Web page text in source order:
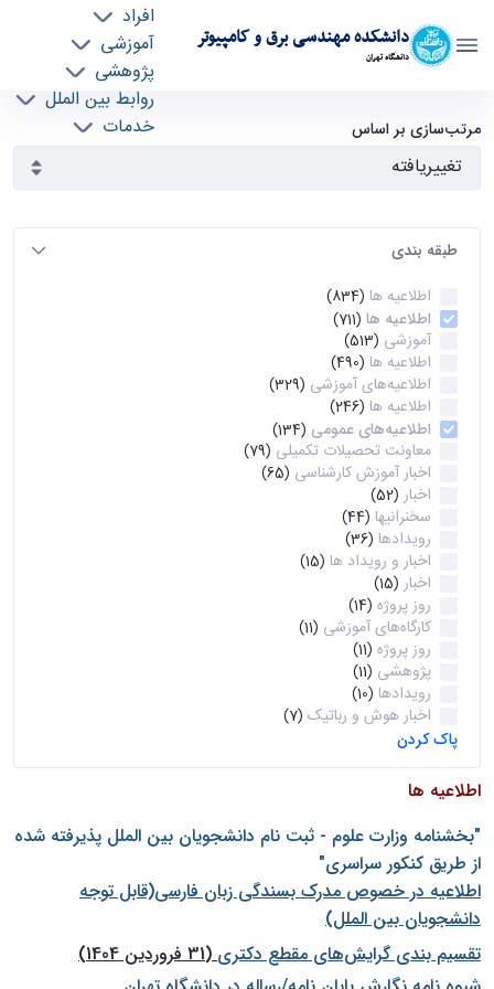
دانشکده مهندسی برق و کامپیوتر
دانشگاه تهران
افراد
آموزشی
پژوهشی
روابط بین الملل
خدمات
آرشیو اطلاعیه ها - ece- دانشکده مهندسی برق و
کامپیوتر
مرتب‌سازی بر اساس
طبقه بندی
اطلاعیه ها (834)
اطلاعیه ها (711)
آموزشی (513)
اطلاعیه ها (490)
اطلاعیه‌های‌ آموزشی (329)
اطلاعیه ها (246)
اطلاعیه‌های عمومی (134)
معاونت تحصیلات تکمیلی (79)
اخبار آموزش کارشناسی (65)
اخبار (52)
سخنرانیها (44)
رویدادها (36)
اخبار و رویداد ها (15)
اخبار (15)
روز پروژه (14)
کارگاه‌های آموزشی (11)
روز پروژه (11)
پژوهشی (11)
رویدادها (10)
اخبار هوش و رباتیک (7)
پاک کردن
اطلاعیه ها
"بخشنامه وزارت علوم - ثبت نام دانشجويان بين الملل پذيرفته شده
از طريق كنكور سراسری"
اطلاعیه در خصوص مدرک بسندگی زبان فارسی(قابل توجه
دانشجویان بین الملل)
تقسیم بندی گرایش‌های مقطع دکتری(31 فروردین 1404)